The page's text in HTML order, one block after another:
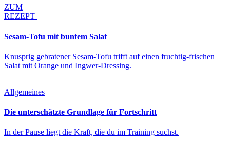
ZUM
REZEPT
Sesam-Tofu mit buntem Salat
Knusprig gebratener Sesam-Tofu trifft auf einen fruchtig-frischen
Salat mit Orange und Ingwer-Dressing.
Allgemeines
Die unterschätzte Grundlage für Fortschritt
In der Pause liegt die Kraft, die du im Training suchst.